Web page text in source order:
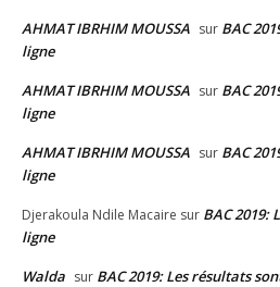
AHMAT IBRHIM MOUSSA sur BAC
ligne
AHMAT IBRHIM MOUSSA sur BAC
ligne
AHMAT IBRHIM MOUSSA sur BAC
ligne
Djerakoula Ndile Macaire sur BAC 2019:
ligne
Walda sur BAC 2019: Les résultats